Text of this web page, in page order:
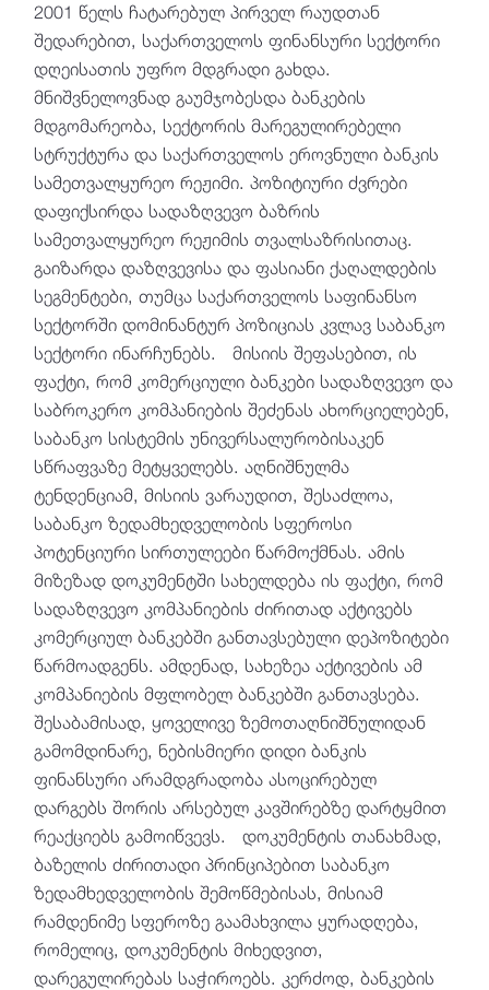
2001 წელს ჩატარებულ პირველ რაუდთან
შედარებით, საქართველოს ფინანსური სექტორი
დღეისათის უფრო მდგრადი გახდა.
მნიშვნელოვნად გაუმჯობესდა ბანკების
მდგომარეობა, სექტორის მარეგულირებელი
სტრუქტურა და საქართველოს ეროვნული ბანკის
სამეთვალყურეო რეჟიმი. პოზიტიური ძვრები
დაფიქსირდა სადაზღვევო ბაზრის
სამეთვალყურეო რეჟიმის თვალსაზრისითაც.
გაიზარდა დაზღვევისა და ფასიანი ქაღალდების
სეგმენტები, თუმცა საქართველოს საფინანსო
სექტორში დომინანტურ პოზიციას კვლავ საბანკო
სექტორი ინარჩუნებს. მისიის შეფასებით, ის
ფაქტი, რომ კომერციული ბანკები სადაზღვევო და
საბროკერო კომპანიების შეძენას ახორციელებენ,
საბანკო სისტემის უნივერსალურობისაკენ
სწრაფვაზე მეტყველებს. აღნიშნულმა
ტენდენციამ, მისიის ვარაუდით, შესაძლოა,
საბანკო ზედამხედველობის სფეროსი
პოტენციური სირთულეები წარმოქმნას. ამის
მიზეზად დოკუმენტში სახელდება ის ფაქტი, რომ
სადაზღვევო კომპანიების ძირითად აქტივებს
კომერციულ ბანკებში განთავსებული დეპოზიტები
წარმოადგენს. ამდენად, სახეზეა აქტივების ამ
კომპანიების მფლობელ ბანკებში განთავსება.
შესაბამისად, ყოველივე ზემოთაღნიშნულიდან
გამომდინარე, ნებისმიერი დიდი ბანკის
ფინანსური არამდგრადობა ასოცირებულ
დარგებს შორის არსებულ კავშირებზე დარტყმით
რეაქციებს გამოიწვევს. დოკუმენტის თანახმად,
ბაზელის ძირითადი პრინციპებით საბანკო
ზედამხედველობის შემოწმებისას, მისიამ
რამდენიმე სფეროზე გაამახვილა ყურადღება,
რომელიც, დოკუმენტის მიხედვით,
დარეგულირებას საჭიროებს. კერძოდ, ბანკების